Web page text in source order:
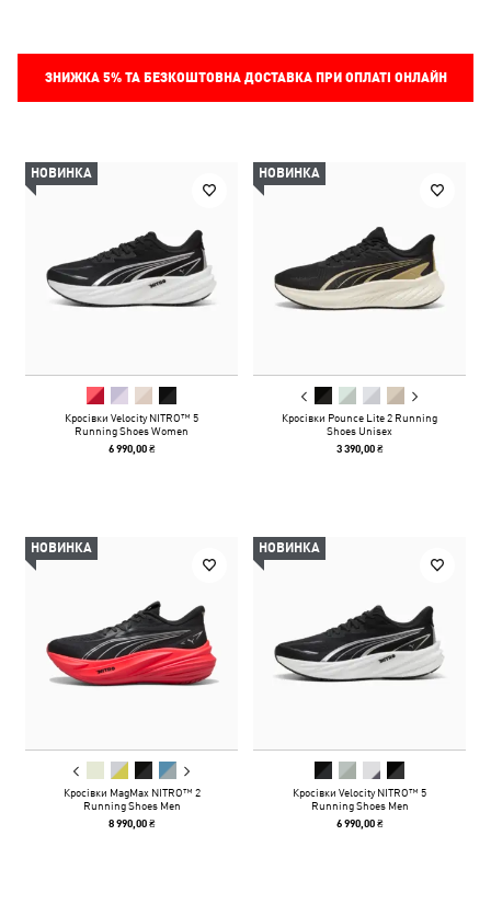
ЗНИЖКА 5%ТА БЕЗКОШТОВНА ДОСТАВКА ПРИ ОПЛАТІ ОНЛАЙН
НОВИНКА
Кросівки Velocity NITRO™ 5
Running Shoes Women
6 990,00 ₴
НОВИНКА
Кросівки Pounce Lite 2 Running
Shoes Unisex
3 390,00 ₴
НОВИНКА
Кросівки MagMax NITRO™ 2
Running Shoes Men
8 990,00 ₴
НОВИНКА
Кросівки Velocity NITRO™ 5
Running Shoes Men
6 990,00 ₴